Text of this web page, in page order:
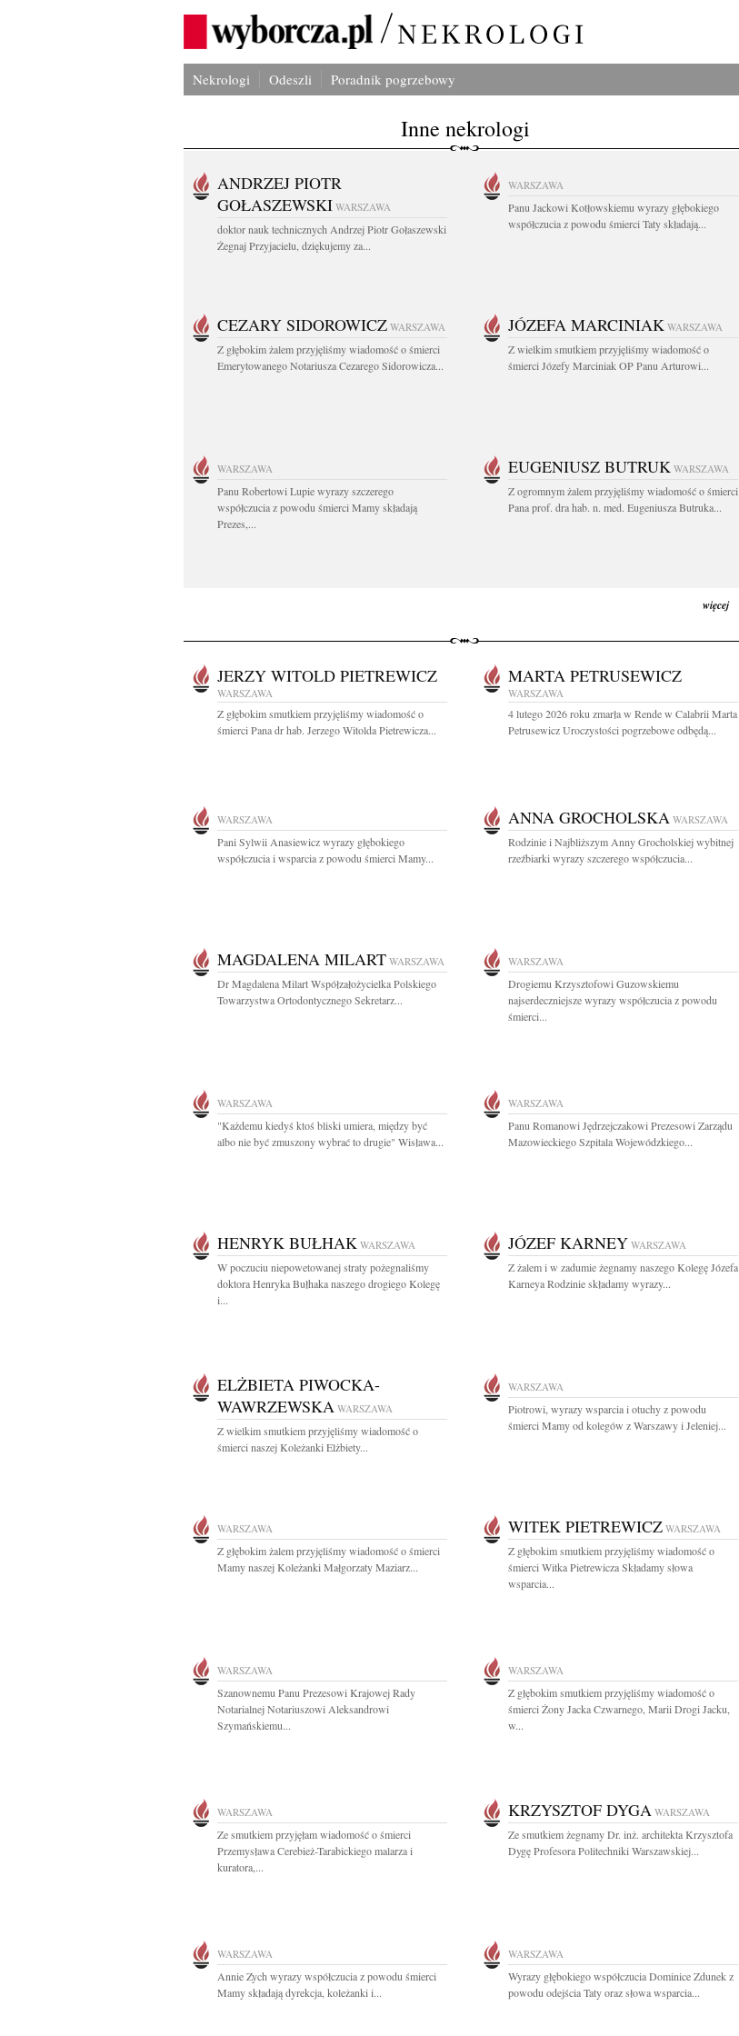
Nekrologi Odeszli Poradnik pogrzebowy
Inne nekrologi
ANDRZEJ PIOTR
GOŁASZEWSKI WARSZAWA
doktor nauk technicznych Andrzej Piotr Gołaszewski
Żegnaj Przyjacielu, dziękujemy za...
WARSZAWA
Panu Jackowi Kotłowskiemu wyrazy głębokiego
współczucia z powodu śmierci Taty składają...
CEZARY SIDOROWICZ WARSZAWA
Z głębokim żalem przyjęliśmy wiadomość o śmierci
Emerytowanego Notariusza Cezarego Sidorowicza...
JÓZEFA MARCINIAK WARSZAWA
Z wielkim smutkiem przyjęliśmy wiadomość o
śmierci Józefy Marciniak OP Panu Arturowi...
WARSZAWA
Panu Robertowi Lupie wyrazy szczerego
współczucia z powodu śmierci Mamy składają
Prezes,...
EUGENIUSZ BUTRUK WARSZAWA
Z ogromnym żalem przyjęliśmy wiadomość o śmierci
Pana prof. dra hab. n. med. Eugeniusza Butruka...
więcej
JERZY WITOLD PIETREWICZ
WARSZAWA
Z głębokim smutkiem przyjęliśmy wiadomość o
śmierci Pana dr hab. Jerzego Witolda Pietrewicza...
MARTA PETRUSEWICZ
WARSZAWA
4 lutego 2026 roku zmarła w Rende w Calabrii Marta
Petrusewicz Uroczystości pogrzebowe odbędą...
WARSZAWA
Pani Sylwii Anasiewicz wyrazy głębokiego
współczucia i wsparcia z powodu śmierci Mamy...
ANNA GROCHOLSKA WARSZAWA
Rodzinie i Najbliższym Anny Grocholskiej wybitnej
rzeźbiarki wyrazy szczerego współczucia...
MAGDALENA MILART WARSZAWA
Dr Magdalena Milart Współzałożycielka Polskiego
Towarzystwa Ortodontycznego Sekretarz...
WARSZAWA
Drogiemu Krzysztofowi Guzowskiemu
najserdeczniejsze wyrazy współczucia z powodu
śmierci...
WARSZAWA
"Każdemu kiedyś ktoś bliski umiera, między być
albo nie być zmuszony wybrać to drugie" Wisława...
WARSZAWA
Panu Romanowi Jędrzejczakowi Prezesowi Zarządu
Mazowieckiego Szpitala Wojewódzkiego...
HENRYK BUŁHAK WARSZAWA
W poczuciu niepowetowanej straty pożegnaliśmy
doktora Henryka Bułhaka naszego drogiego Kolegę
i...
JÓZEF KARNEY WARSZAWA
Z żalem i w zadumie żegnamy naszego Kolegę Józefa
Karneya Rodzinie składamy wyrazy...
ELŻBIETA PIWOCKA-
WAWRZEWSKA WARSZAWA
Z wielkim smutkiem przyjęliśmy wiadomość o
śmierci naszej Koleżanki Elżbiety...
WARSZAWA
Piotrowi, wyrazy wsparcia i otuchy z powodu
śmierci Mamy od kolegów z Warszawy i Jeleniej...
WARSZAWA
Z głębokim żalem przyjęliśmy wiadomość o śmierci
Mamy naszej Koleżanki Małgorzaty Maziarz...
WITEK PIETREWICZ WARSZAWA
Z głębokim smutkiem przyjęliśmy wiadomość o
śmierci Witka Pietrewicza Składamy słowa
wsparcia...
WARSZAWA
Szanownemu Panu Prezesowi Krajowej Rady
Notarialnej Notariuszowi Aleksandrowi
Szymańskiemu...
WARSZAWA
Z głębokim smutkiem przyjęliśmy wiadomość o
śmierci Żony Jacka Czwarnego, Marii Drogi Jacku,
w...
WARSZAWA
Ze smutkiem przyjęłam wiadomość o śmierci
Przemysława Cerebież-Tarabickiego malarza i
kuratora,...
KRZYSZTOF DYGA WARSZAWA
Ze smutkiem żegnamy Dr. inż. architekta Krzysztofa
Dygę Profesora Politechniki Warszawskiej...
WARSZAWA
Annie Zych wyrazy współczucia z powodu śmierci
Mamy składają dyrekcja, koleżanki i...
WARSZAWA
Wyrazy głębokiego współczucia Dominice Zdunek z
powodu odejścia Taty oraz słowa wsparcia...